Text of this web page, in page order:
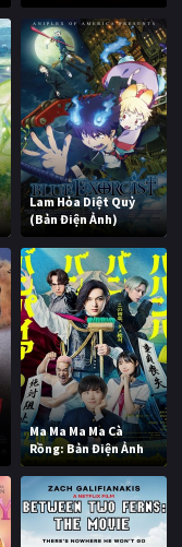
Lam Hỏa Diệt Quỷ
(Bản Điện Ảnh)
Ma Ma Ma Ma Cà
Rồng: Bản Điện Ảnh